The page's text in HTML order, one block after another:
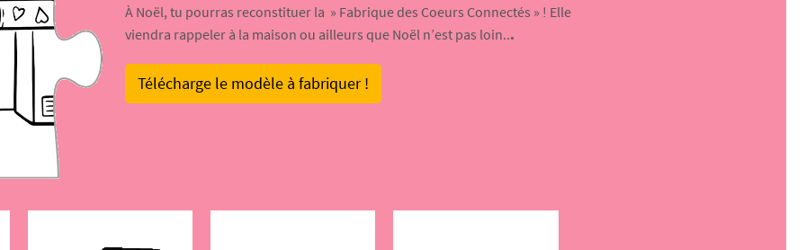
À Noël, tu pourras reconstituer la » Fabrique des Coeurs Connectés » ! Elle
viendra rappeler à la maison ou ailleurs que Noël n’est pas loin...
Télécharge le modèle à fabriquer !